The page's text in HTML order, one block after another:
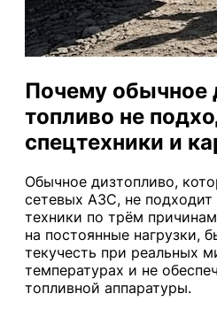
Почему обычное
топливо не
спецтехники и
Обычное дизтопливо,
сетевых АЗС, не подходит
техники по трём
на постоянные нагрузки,
текучесть при реальных
температурах и не
топливной аппаратуры.